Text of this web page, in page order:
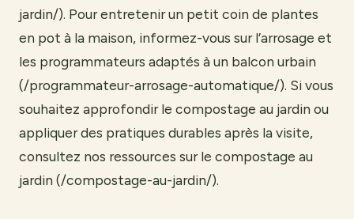
jardin/). Pour entretenir un petit coin de plantes
en pot à la maison, informez-vous sur l’arrosage et
les programmateurs adaptés à un balcon urbain
(/programmateur-arrosage-automatique/). Si vous
souhaitez approfondir le compostage au jardin ou
appliquer des pratiques durables après la visite,
consultez nos ressources sur le compostage au
jardin (/compostage-au-jardin/).